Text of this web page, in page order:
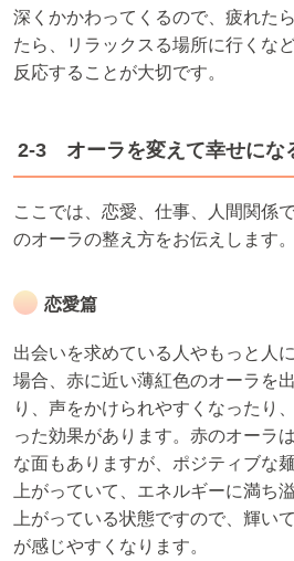
深くかかわってくるので、疲れた
たら、リラックスる場所に行くな
反応することが大切です。
2-3 オーラを変えて幸せに
ここでは、恋愛、仕事、人間関係
のオーラの整え方をお伝えします。
恋愛篇
出会いを求めている人やもっと人
場合、赤に近い薄紅色のオーラを
り、声をかけられやすくなったり
った効果があります。赤のオーラ
な面もありますが、ポジティブな
上がっていて、エネルギーに満ち
上がっている状態ですので、輝い
が感じやすくなります。